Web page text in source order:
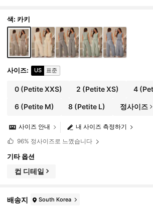
색: 카키
사이즈: US 표준
0(Petite XXS) 2 (Petite XS) 4
6(Petite M) 8 (Petite L) 정사이즈
내 사이즈 측정하기
사이즈 안내
96% 정사이즈로 느꼈습니다
기타 옵션
컵 디테일
배송지 South Korea